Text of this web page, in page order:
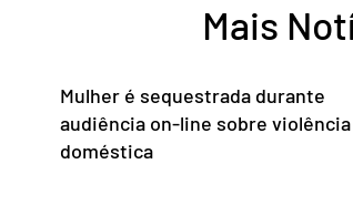
Estado, às instituições
Mais
Mulher é sequestrada durante
audiência on-line sobre violência
doméstica